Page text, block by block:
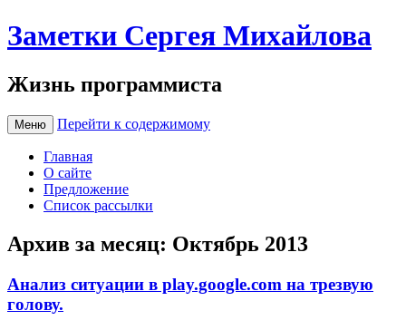
Заметки Сергея Михайлова
Жизнь программиста
Меню Перейти к содержимому
Главная
О сайте
Предложение
Список рассылки
Архив за месяц: Октябрь 2013
Анализ ситуации в play.google.com на трезвую
голову.